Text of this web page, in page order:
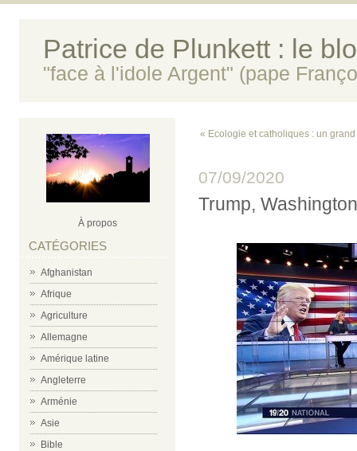
Patrice de Plunkett : le
"face à l'idole Argent" (pape
À propos
CATÉGORIES
Afghanistan
Afrique
Agriculture
Allemagne
Amérique latine
Angleterre
Arménie
Asie
Bible
« Ecologie et catholiques : un
07/09/2020
Trump,